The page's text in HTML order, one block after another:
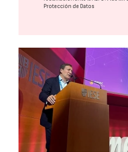
Protección de Datos